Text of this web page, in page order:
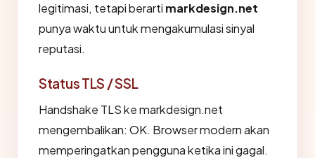
legitimasi, tetapi berarti markdesign.net
punya waktu untuk mengakumulasi sinyal
reputasi.
Status TLS / SSL
Handshake TLS ke markdesign.net
mengembalikan: OK. Browser modern akan
memperingatkan pengguna ketika ini gagal.